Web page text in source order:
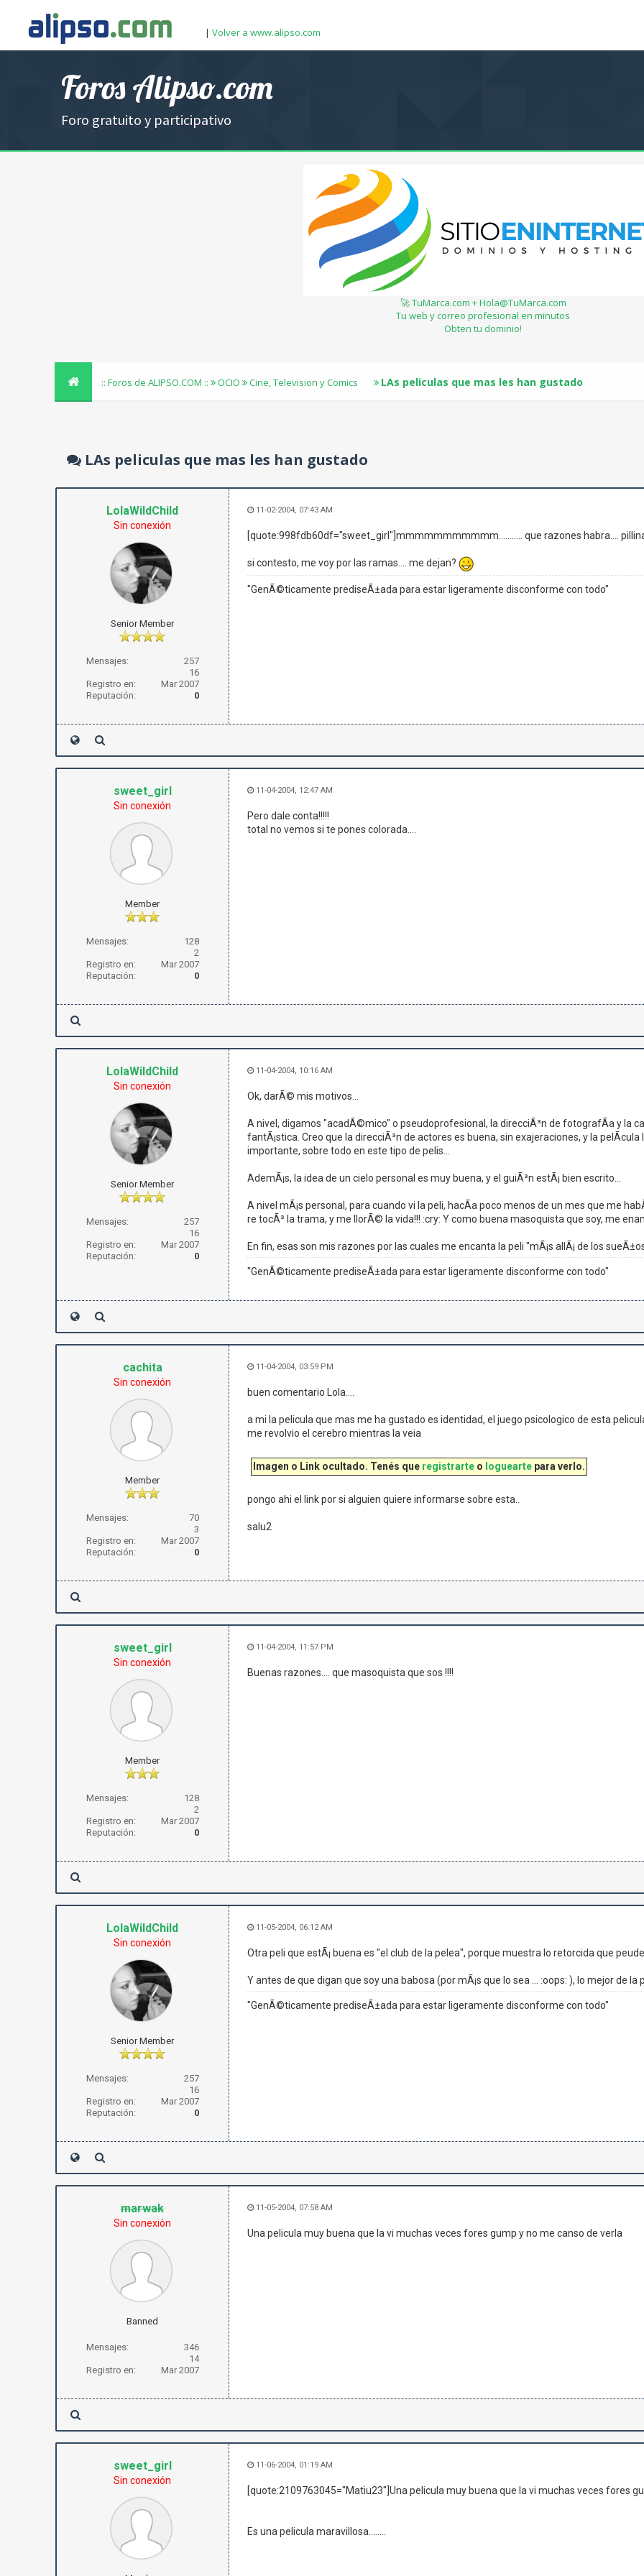
| Volver a www.alipso.com
Foros Alipso.com
Foro gratuito y participativo
🚀 TuMarca.com + Hola@TuMarca.com
Tu web y correo profesional en minutos
Obten tu dominio!
:: Foros de ALIPSO.COM :: OCIO Cine, Television y Comics LAs peliculas que mas les han gustado
LAs peliculas que mas les han gustado
LolaWildChild
Sin conexión
Senior Member
Mensajes:
257
16
Registro en:
Mar 2007
Reputación:
0
11-02-2004, 07:43 AM
[quote:998fdb60df="sweet_girl"]mmmmmmmmmmm........... que razones habra....
si contesto, me voy por las ramas.... me dejan?
"GenÃ©ticamente prediseÃ±ada para estar ligeramente disconforme con todo"
sweet_girl
Sin conexión
Member
Mensajes:
128
2
Registro en:
Mar 2007
Reputación:
0
11-04-2004, 12:47 AM
Pero dale conta!!!!!
total no vemos si te pones colorada....
LolaWildChild
Sin conexión
Senior Member
Mensajes:
257
16
Registro en:
Mar 2007
Reputación:
0
11-04-2004, 10:16 AM
Ok, darÃ© mis motivos...
A nivel, digamos "acadÃ©mico" o pseudoprofesional, la direcciÃ³n de fotografÃ­a y la
fantÃ¡stica. Creo que la direcciÃ³n de actores es buena, sin exajeraciones, y la
importante, sobre todo en este tipo de pelis...
AdemÃ¡s, la idea de un cielo personal es muy buena, y el guiÃ³n estÃ¡ bien escrito...
A nivel mÃ¡s personal, para cuando vi la peli, hacÃ­a poco menos de un mes que me
re tocÃ³ la trama, y me llorÃ© la vida!!! :cry: Y como buena masoquista que soy, me
En fin, esas son mis razones por las cuales me encanta la peli "mÃ¡s allÃ¡ de los
"GenÃ©ticamente prediseÃ±ada para estar ligeramente disconforme con todo"
cachita
Sin conexión
Member
Mensajes:
70
3
Registro en:
Mar 2007
Reputación:
0
11-04-2004, 03:59 PM
buen comentario Lola....
a mi la pelicula que mas me ha gustado es identidad, el juego psicologico de esta
me revolvio el cerebro mientras la veia
Imagen o Link ocultado. Tenés que registrarteo logueartepara verlo.
pongo ahi el link por si alguien quiere informarse sobre esta..
salu2
sweet_girl
Sin conexión
Member
Mensajes:
128
2
Registro en:
Mar 2007
Reputación:
0
11-04-2004, 11:57 PM
Buenas razones.... que masoquista que sos !!!!
LolaWildChild
Sin conexión
Senior Member
Mensajes:
257
16
Registro en:
Mar 2007
Reputación:
0
11-05-2004, 06:12 AM
Otra peli que estÃ¡ buena es "el club de la pelea", porque muestra lo retorcida que
Y antes de que digan que soy una babosa (por mÃ¡s que lo sea ... :oops: ), lo mejor de
"GenÃ©ticamente prediseÃ±ada para estar ligeramente disconforme con todo"
marwak
Sin conexión
Banned
Mensajes:
346
14
Registro en:
Mar 2007
11-05-2004, 07:58 AM
Una pelicula muy buena que la vi muchas veces fores gump y no me canso de verla
sweet_girl
Sin conexión
11-06-2004, 01:19 AM
[quote:2109763045="Matiu23"]Una pelicula muy buena que la vi muchas veces fores
Es una pelicula maravillosa........